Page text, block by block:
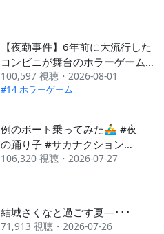
【夜勤事件】6年前に大流行した
コンビニが舞台のホラーゲームや
る！！！！！！！！！！！！！！
100,597 視聴・2026-08-01
#14 ホラーゲーム
例のボート乗ってみた🚣‍♂️ #夜
の踊り子 #サカナクション
#vtuber
106,320 視聴・2026-07-27
結城さくなと過ごす夏―･･･
71,913 視聴・2026-07-26